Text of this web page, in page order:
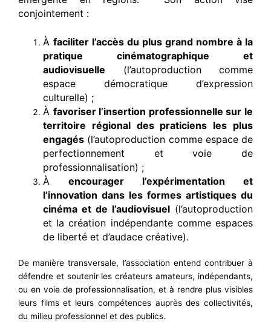
conjointement :
Àfaciliter l’accès du plus grand nombre à la
pratique cinématographique et
audiovisuelle (l’autoproduction comme
espace démocratique d’expression
culturelle) ;
À favoriser l’insertion professionnelle sur le
territoire régional des praticiens les plus
engagés (l’autoproduction comme espace de
perfectionnement et voie de
professionnalisation) ;
Àencourager l’expérimentation et
l’innovation dans les formes artistiques du
cinéma et de l’audiovisuel (l’autoproduction
et la création indépendante comme espaces
de liberté et d’audace créative).
De manière transversale, l’association entend contribuer à
défendre et soutenir les créateurs amateurs, indépendants,
ou en voie de professionnalisation, et à rendre plus visibles
leurs films et leurs compétences auprès des collectivités,
du milieu professionnel et des publics.